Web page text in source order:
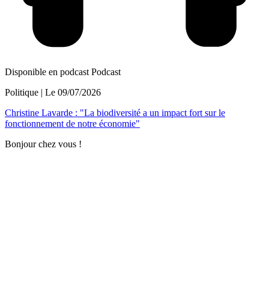
Disponible en podcast Podcast
Politique | Le 09/07/2026
Christine Lavarde : "La biodiversité a un impact fort sur le
fonctionnement de notre économie"
Bonjour chez vous !